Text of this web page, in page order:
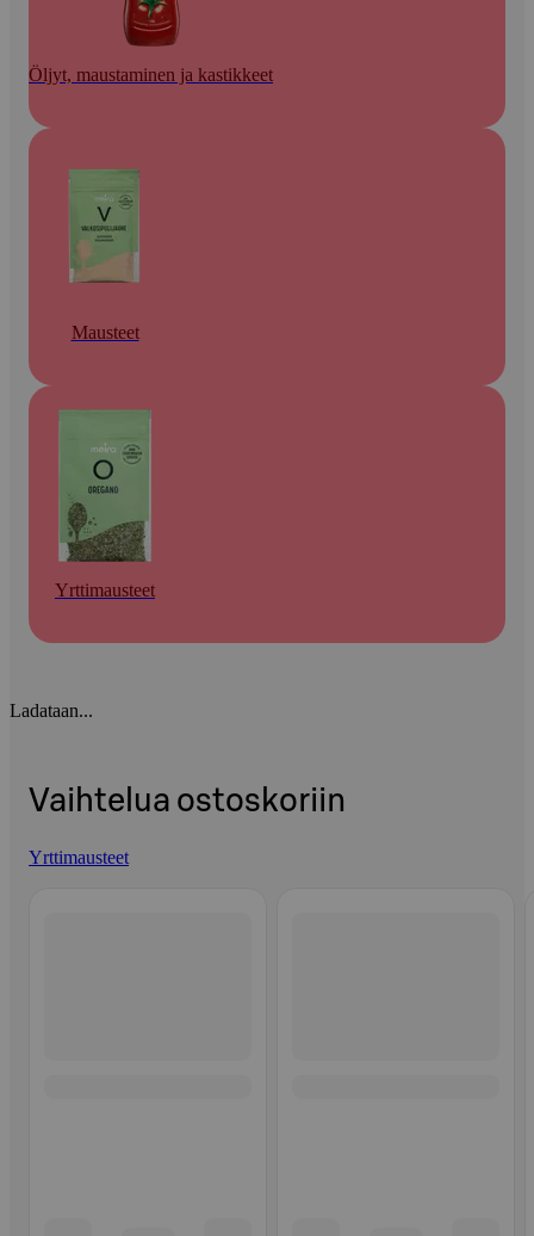
Öljyt, maustaminen ja kastikkeet
Mausteet
Yrttimausteet
Ladataan...
Vaihtelua ostoskoriin
Yrttimausteet